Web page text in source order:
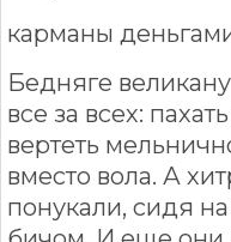
карманы
Бедняге
все за всех:
вертеть
вместо вола. А
понукали, сидя